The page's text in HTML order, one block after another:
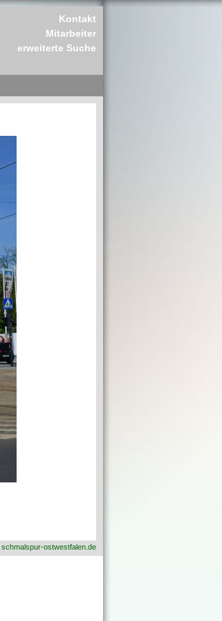
Kontakt
Mitarbeiter
erweiterte Suche
schmalspur-ostwestfalen.de